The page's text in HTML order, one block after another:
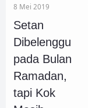
8 Mei 2019
Setan
Dibelenggu
pada Bulan
Ramadan,
tapi Kok